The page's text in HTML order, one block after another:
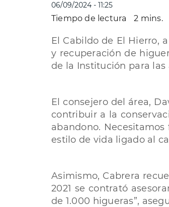
06/09/2024 - 11:25
Tiempo de lectura 2 mins.
El Cabildo de El Hierro,
y recuperación de
de la Institución para las
El consejero del área,
contribuir a la
abandono.
estilo de vida ligado al
Asimismo, Cabrera
2021 se contrató
de 1.000 higueras”,